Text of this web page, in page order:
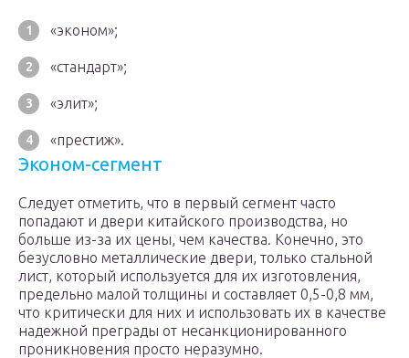
«эконом»;
«стандарт»;
«элит»;
«престиж».
Эконом-сегмент
Следует отметить, что в первый сегмент часто
попадают и двери китайского производства, но
больше из-за их цены, чем качества. Конечно, это
безусловно металлические двери, только стальной
лист, который используется для их изготовления,
предельно малой толщины и составляет 0,5-0,8 мм,
что критически для них и использовать их в качестве
надежной преграды от несанкционированного
проникновения просто неразумно.